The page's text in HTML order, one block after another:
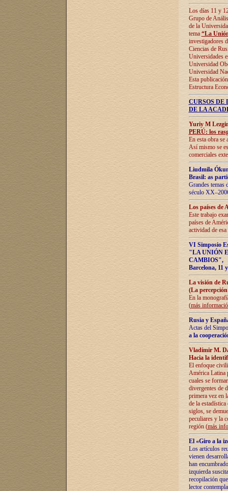
Los días 11 y
Grupo de
de la
tema “La
investigadores
Ciencias de
Universidades
Universidad
Universidad
Esta
Estructura
CURSOS
DE LA
Yuriy M
PERÚ: los
En esta obra se
Así mismo se
comerciales
Liudmila
Brasil: as
Grandes temas
século
Los países de
Este trabajo
países de
actividad de
VI Simposio
"LA UNIÓN
CAMBIOS",
Barcelona, 11
La visión de
(La
En la
(más
Rusia y
Actas del
a la
Vladímir M.
Hacia la
El enfoque
América Latina
cuales se
divergentes de
primera vez en
de la
siglos, se
peculiares y la
región (más
El «Giro a la
Los artículos
vienen
han
izquierda
recopilación
lector